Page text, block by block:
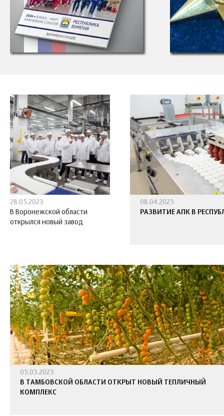
28.05.2023
В Воронежской области
открылся новый завод
08.04.2023
РАЗВИТИЕ АПК В
05.03.2023
В ТАМБОВСКОЙ ОБЛАСТИ ОТКРЫТ НОВЫЙ ТЕПЛИЧНЫЙ
КОМПЛЕКС